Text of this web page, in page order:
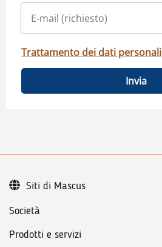
Trattamento dei dati personali
Invia
Società
Prodotti e servizi
Siti di Mascus